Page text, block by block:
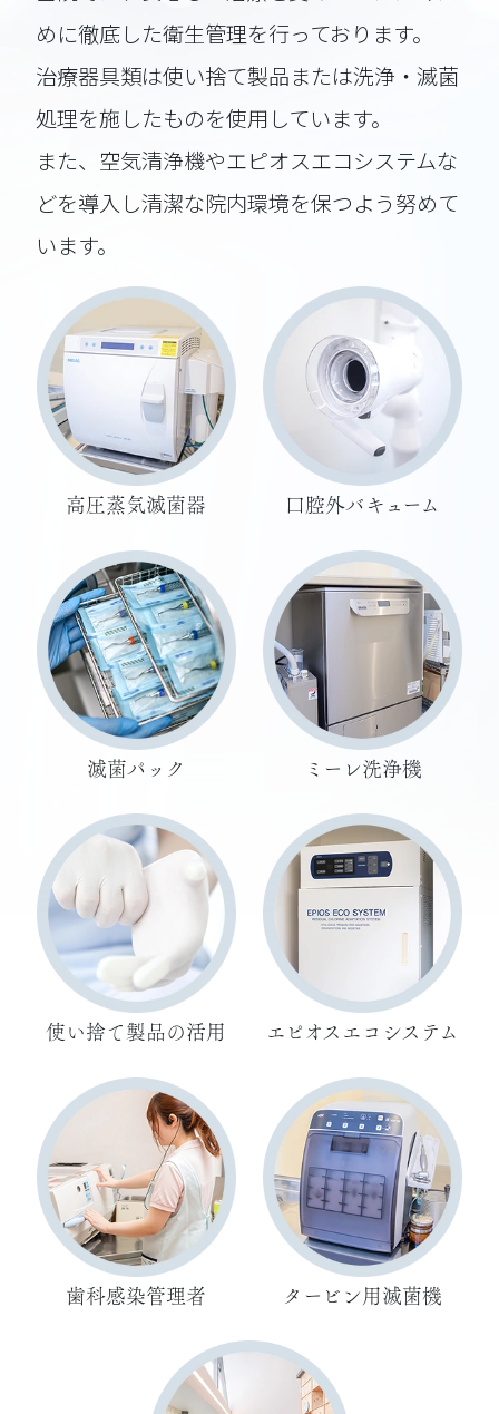
めに徹底した衛生管理を行っております。
治療器具類は使い捨て製品または洗浄・滅菌
処理を施したものを使用しています。
また、空気清浄機やエピオスエコシステムな
どを導入し清潔な院内環境を保つよう努めて
います。
高圧蒸気滅菌器 口腔外バキューム
滅菌パック ミーレ洗浄機
使い捨て製品の活用 エピオスエコシステム
歯科感染管理者 タービン用滅菌機